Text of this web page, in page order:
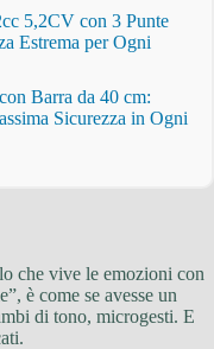
5,2CV con 3 Punte
Estrema per Ogni
Barra da 40 cm:
Sicurezza in Ogni
che vive le emozioni con
è come se avesse un
di tono, microgesti. E